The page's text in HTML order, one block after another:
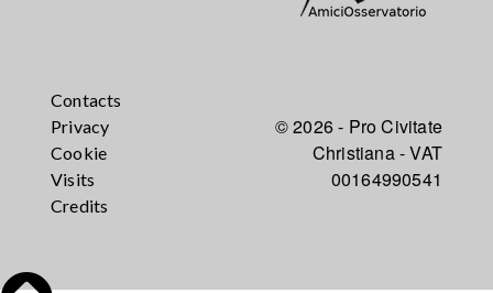
Contacts
Privacy
Cookie
Visits
Credits
© 2026 - Pro Civitate
Christiana - VAT
00164990541